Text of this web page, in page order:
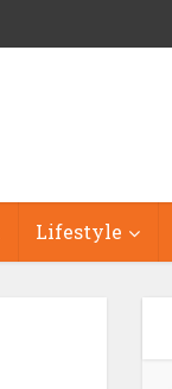
Lifestyle